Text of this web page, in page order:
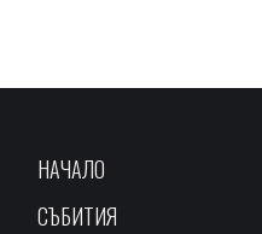
НАЧАЛО
СЪБИТИЯ